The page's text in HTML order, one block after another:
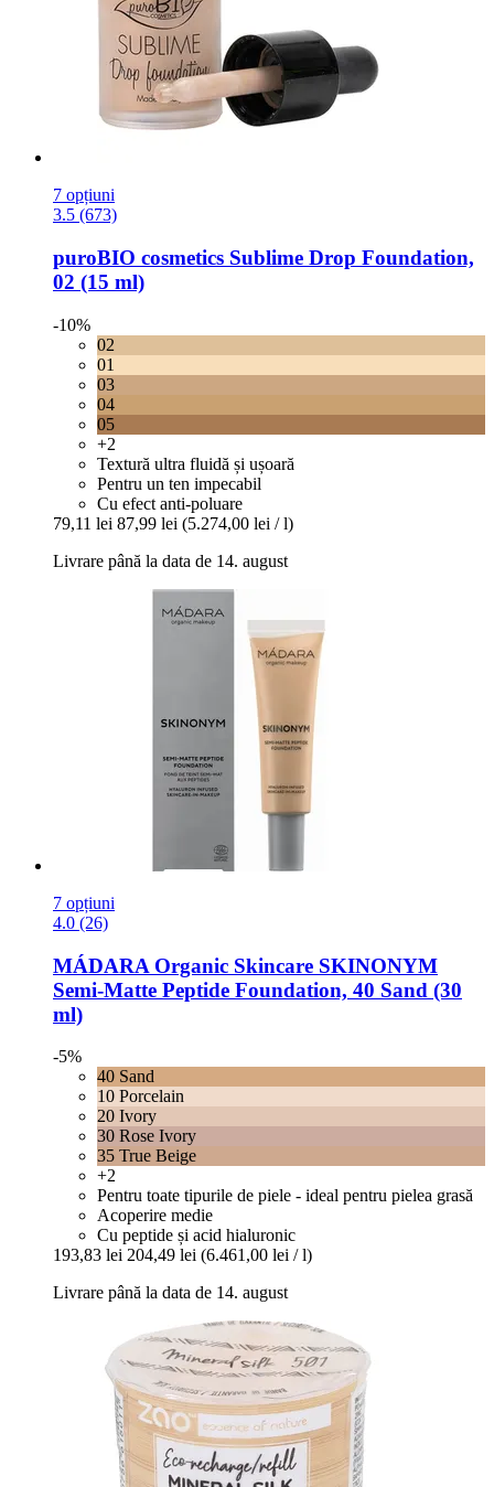
7 opțiuni
3.5 (673)
puroBIO cosmetics Sublime Drop Foundation,
02 (15 ml)
-10%
02
01
03
04
05
+2
Textură ultra fluidă și ușoară
Pentru un ten impecabil
Cu efect anti-poluare
79,11 lei 87,99 lei (5.274,00 lei / l)
Livrare până la data de 14. august
7 opțiuni
4.0 (26)
MÁDARA Organic Skincare SKINONYM
Semi-​Matte Peptide Foundation, 40 Sand (30
ml)
-5%
40 Sand
10 Porcelain
20 Ivory
30 Rose Ivory
35 True Beige
+2
Pentru toate tipurile de piele - ideal pentru pielea grasă
Acoperire medie
Cu peptide și acid hialuronic
193,83 lei 204,49 lei (6.461,00 lei / l)
Livrare până la data de 14. august